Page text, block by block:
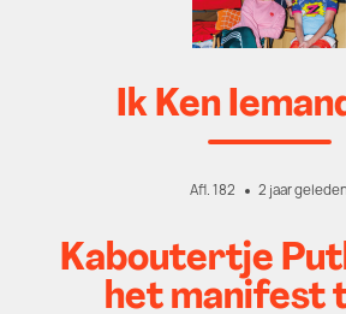
Ik Ken
Afl. 182 2 jaar
Kaboutertje
het manifest